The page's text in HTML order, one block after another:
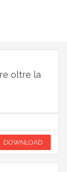
oltre la